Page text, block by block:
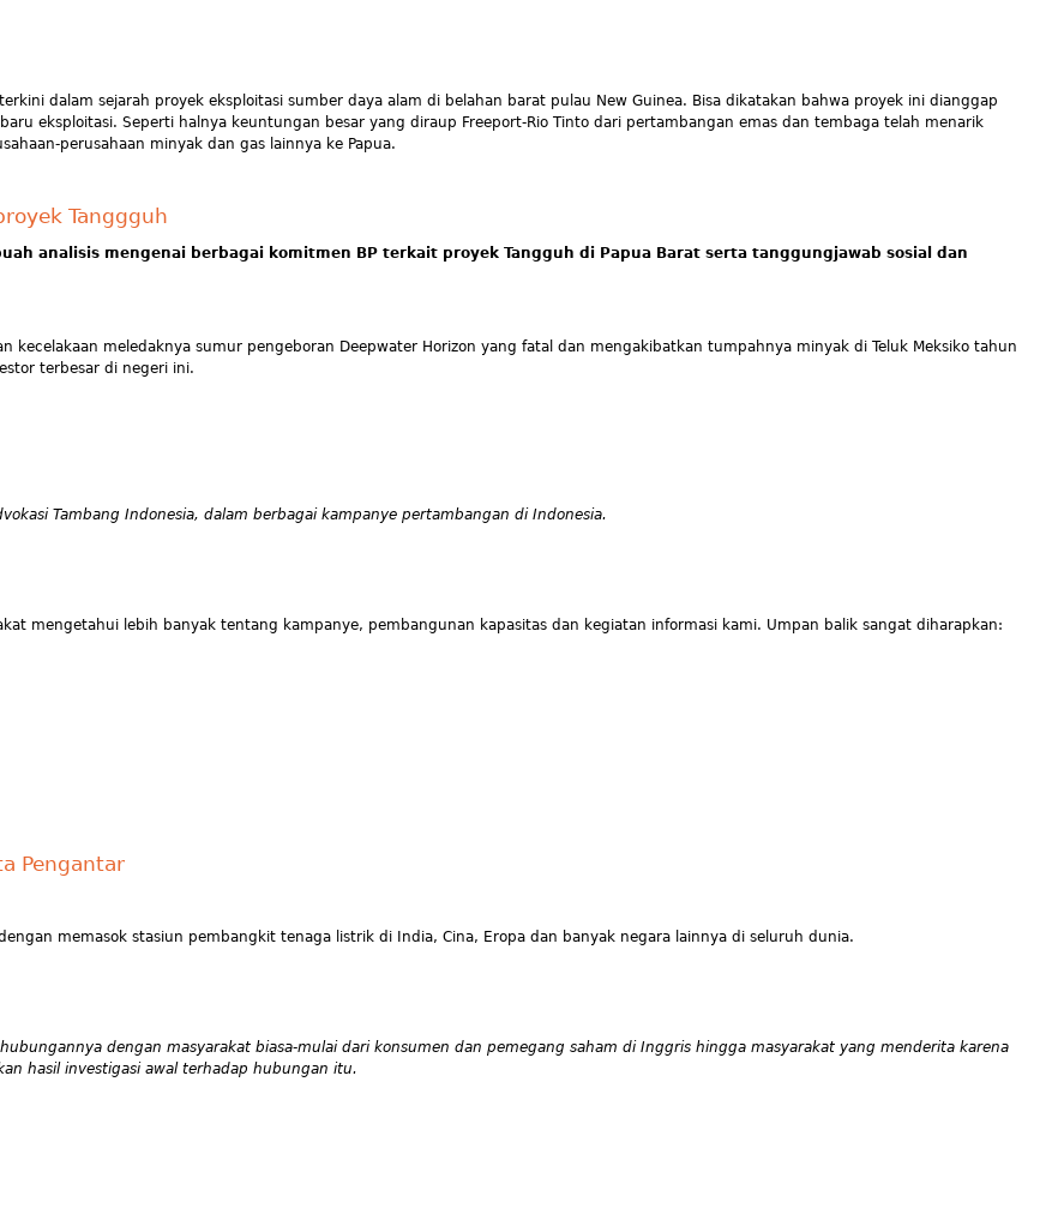
dalam sejarah proyek eksploitasi sumber daya alam di belahan barat pulau New Guinea. Bisa dikatakan bahwa proyek ini dianggap
eksploitasi. Seperti halnya keuntungan besar yang diraup Freeport-Rio Tinto dari pertambangan emas dan tembaga telah menarik
perusahaan minyak dan gas lainnya ke Papua.
Tanggguh
analisis mengenai berbagai komitmen BP terkait proyek Tangguh di Papua Barat serta tanggungjawab sosial dan
kecelakaan meledaknya sumur pengeboran Deepwater Horizon yang fatal dan mengakibatkan tumpahnya minyak di Teluk Meksiko tahun
terbesar di negeri ini.
Tambang Indonesia, dalam berbagai kampanye pertambangan di Indonesia.
mengetahui lebih banyak tentang kampanye, pembangunan kapasitas dan kegiatan informasi kami. Umpan balik sangat diharapkan:
Pengantar
memasok stasiun pembangkit tenaga listrik di India, Cina, Eropa dan banyak negara lainnya di seluruh dunia.
dengan masyarakat biasa-mulai dari konsumen dan pemegang saham di Inggris hingga masyarakat yang menderita karena
hasil investigasi awal terhadap hubungan itu.